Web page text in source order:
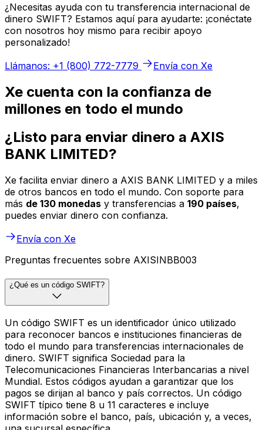
¿Necesitas ayuda con tu transferencia internacional de
dinero SWIFT? Estamos aquí para ayudarte: ¡conéctate
con nosotros hoy mismo para recibir apoyo
personalizado!
Llámanos: +1 (800) 772-7779
Envía con Xe
Xe cuenta con la confianza de
millones en todo el mundo
¿Listo para enviar dinero a AXIS
BANK LIMITED?
Xe facilita enviar dinero a AXIS BANK LIMITED y a miles
de otros bancos en todo el mundo. Con soporte para
más de 130 monedas y transferencias a 190 países,
puedes enviar dinero con confianza.
Envía con Xe
Preguntas frecuentes sobre AXISINBB003
¿Qué es un código SWIFT?
Un código SWIFT es un identificador único utilizado
para reconocer bancos e instituciones financieras de
todo el mundo para transferencias internacionales de
dinero. SWIFT significa Sociedad para la
Telecomunicaciones Financieras Interbancarias a nivel
Mundial. Estos códigos ayudan a garantizar que los
pagos se dirijan al banco y país correctos. Un código
SWIFT típico tiene 8 u 11 caracteres e incluye
información sobre el banco, país, ubicación y, a veces,